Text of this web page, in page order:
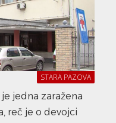
STARA PAZOVA
jedna zaražena
reč je o devojci